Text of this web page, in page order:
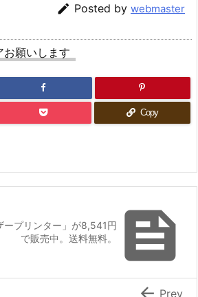
 Posted by webmaster
お願いします
Copy

ープリンター」が8,541円
で販売中。送料無料。
 Prev